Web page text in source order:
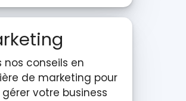
nos conseils en
de marketing pour
votre business